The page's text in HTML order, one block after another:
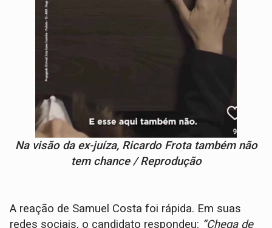
Na visão da ex-juíza, Ricardo Frota também não
tem chance / Reprodução
A reação de Samuel Costa foi rápida. Em suas
redes sociais, o candidato respondeu: “Chega de